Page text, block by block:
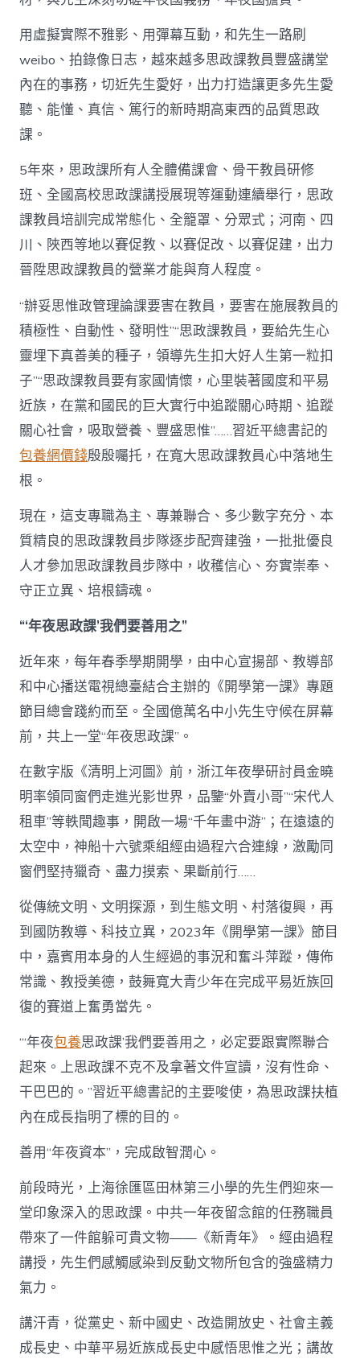
用虛擬實際不雅影、用彈幕互動，和先生一路刷
weibo、拍錄像日志，越來越多思政課教員豐盛講堂
內在的事務，切近先生愛好，出力打造讓更多先生愛
聽、能懂、真信、篤行的新時期高東西的品質思政
課。
5年來，思政課所有人全體備課會、骨干教員研修
班、全國高校思政課講授展現等運動連續舉行，思政
課教員培訓完成常態化、全籠罩、分眾式；河南、四
川、陜西等地以賽促教、以賽促改、以賽促建，出力
晉陞思政課教員的營業才能與育人程度。
“辦妥思惟政管理論課要害在教員，要害在施展教員的
積極性、自動性、發明性”“思政課教員，要給先生心
靈埋下真善美的種子，領導先生扣大好人生第一粒扣
子”“思政課教員要有家國情懷，心里裝著國度和平易
近族，在黨和國民的巨大實行中追蹤關心時期、追蹤
關心社會，吸取營養、豐盛思惟”……習近平總書記的
包養網價錢殷殷囑托，在寬大思政課教員心中落地生
根。
現在，這支專職為主、專兼聯合、多少數字充分、本
質精良的思政課教員步隊逐步配齊建強，一批批優良
人才參加思政課教員步隊中，收穫信心、夯實崇奉、
守正立異、培根鑄魂。
“‘年夜思政課’我們要善用之”
近年來，每年春季學期開學，由中心宣揚部、教導部
和中心播送電視總臺結合主辦的《開學第一課》專題
節目總會踐約而至。全國億萬名中小先生守候在屏幕
前，共上一堂“年夜思政課”。
在數字版《清明上河圖》前，浙江年夜學研討員金曉
明率領同窗們走進光影世界，品鑒“外賣小哥”“宋代人
租車”等軼聞趣事，開啟一場“千年畫中游”；在遠遠的
太空中，神船十六號乘組經由過程六合連線，激勵同
窗們堅持獵奇、盡力摸索、果斷前行……
從傳統文明、文明探源，到生態文明、村落復興，再
到國防教導、科技立異，2023年《開學第一課》節目
中，嘉賓用本身的人生經過的事況和奮斗萍蹤，傳佈
常識、教授美德，鼓舞寬大青少年在完成平易近族回
復的賽道上奮勇當先。
“‘年夜包養思政課’我們要善用之，必定要跟實際聯合
起來。上思政課不克不及拿著文件宣讀，沒有性命、
干巴巴的。”習近平總書記的主要唆使，為思政課扶植
內在成長指明了標的目的。
善用“年夜資本”，完成啟智潤心。
前段時光，上海徐匯區田林第三小學的先生們迎來一
堂印象深入的思政課。中共一年夜留念館的任務職員
帶來了一件館躲可貴文物——《新青年》。經由過程
講授，先生們感觸感染到反動文物所包含的強盛精力
氣力。
講汗青，從黨史、新中國史、改造開放史、社會主義
成長史、中華平易近族成長史中感悟思惟之光；講故